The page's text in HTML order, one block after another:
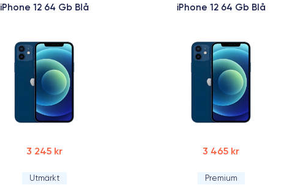
iPhone 12 64 Gb Blå
3 245 kr
Utmärkt
iPhone 12 64 Gb Blå
3 465 kr
Premium